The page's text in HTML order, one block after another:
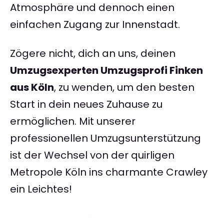
Atmosphäre und dennoch einen
einfachen Zugang zur Innenstadt.
Zögere nicht, dich an uns, deinen
Umzugsexperten Umzugsprofi Finken
aus Köln, zu wenden, um den besten
Start in dein neues Zuhause zu
ermöglichen. Mit unserer
professionellen Umzugsunterstützung
ist der Wechsel von der quirligen
Metropole Köln ins charmante Crawley
ein Leichtes!